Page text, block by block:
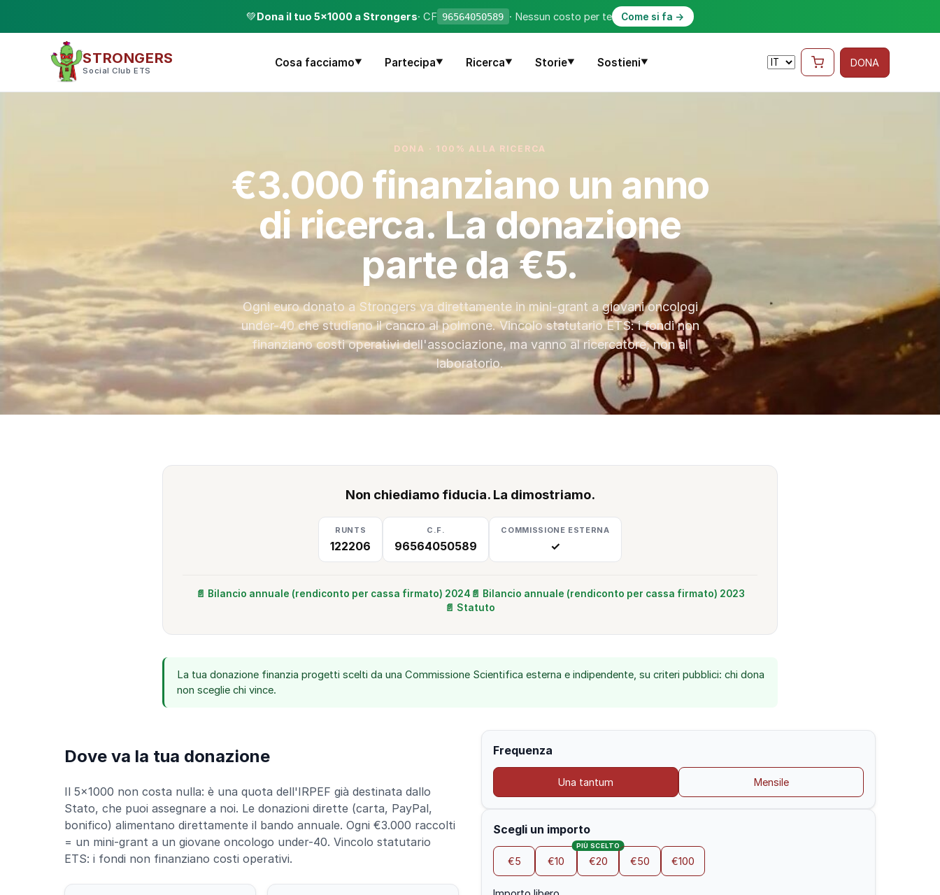
💚Dona il tuo 5×1000 a Strongers· CF 96564050589 · Nessun costo per te Come si fa →
STRONGERS
Social Club ETS
Cosa facciamo▼ Partecipa▼ Ricerca▼ Storie▼ Sostieni▼ DONA
DONA · 100% ALLA RICERCA
€3.000 finanziano un anno
di ricerca. La donazione
parte da €5.
Ogni euro donato a Strongers va direttamente in mini-grant a giovani oncologi
under-40 che studiano il cancro al polmone. Vincolo statutario ETS: i fondi non
finanziano costi operativi dell'associazione, ma vanno al ricercatore, non al
laboratorio.
Non chiediamo fiducia. La dimostriamo.
RUNTS
122206
C.F.
96564050589
COMMISSIONE ESTERNA
✓
📄 Bilancio annuale (rendiconto per cassa firmato) 2024 📄 Bilancio annuale (rendiconto per cassa firmato) 2023
📄 Statuto
La tua donazione finanzia progetti scelti da una Commissione Scientifica esterna e indipendente, su criteri pubblici: chi dona
non sceglie chi vince.
Dove va la tua donazione
Il 5×1000 non costa nulla: è una quota dell'IRPEF già destinata dallo
Stato, che puoi assegnare a noi. Le donazioni dirette (carta, PayPal,
bonifico) alimentano direttamente il bando annuale. Ogni €3.000 raccolti
= un mini-grant a un giovane oncologo under-40. Vincolo statutario
ETS: i fondi non finanziano costi operativi.
Frequenza
Una tantum Mensile
Scegli un importo
€5 €10 €20
PIÙ SCELTO
€50 €100